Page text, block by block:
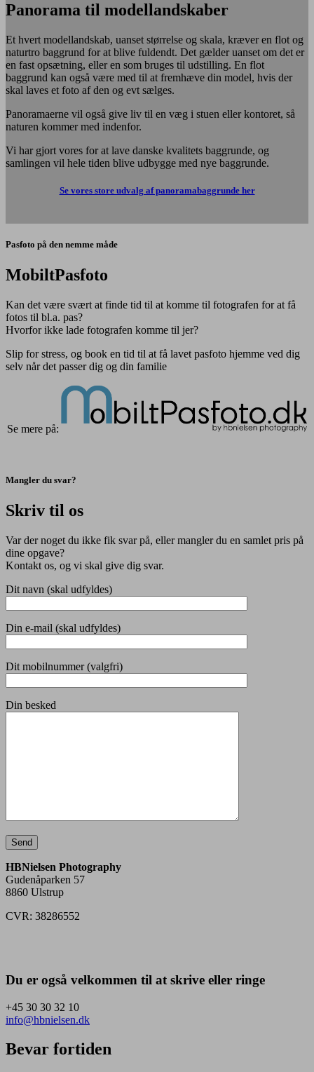
Panorama til modellandskaber
Et hvert modellandskab, uanset størrelse og skala, kræver en flot og
naturtro baggrund for at blive fuldendt. Det gælder uanset om det er
en fast opsætning, eller en som bruges til udstilling. En flot
baggrund kan også være med til at fremhæve din model, hvis der
skal laves et foto af den og evt sælges.
Panoramaerne vil også give liv til en væg i stuen eller kontoret, så
naturen kommer med indenfor.
Vi har gjort vores for at lave danske kvalitets baggrunde, og
samlingen vil hele tiden blive udbygge med nye baggrunde.
Se vores store udvalg af panoramabaggrunde her
Pasfoto på den nemme måde
MobiltPasfoto
Kan det være svært at finde tid til at komme til fotografen for at få
fotos til bl.a. pas?
Hvorfor ikke lade fotografen komme til jer?
Slip for stress, og book en tid til at få lavet pasfoto hjemme ved dig
selv når det passer dig og din familie
Se mere på:
Mangler du svar?
Skriv til os
Var der noget du ikke fik svar på, eller mangler du en samlet pris på
dine opgave?
Kontakt os, og vi skal give dig svar.
Dit navn (skal udfyldes)
Din e-mail (skal udfyldes)
Dit mobilnummer (valgfri)
Din besked
HBNielsen Photography
Gudenåparken 57
8860 Ulstrup
CVR: 38286552
Du er også velkommen til at skrive eller ringe
+45 30 30 32 10
info@hbnielsen.dk
Bevar fortiden